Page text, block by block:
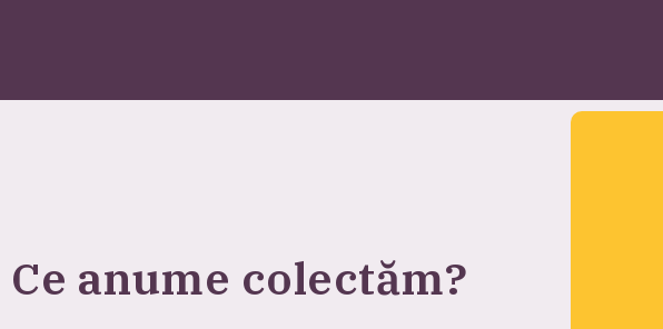
Ce anume colectăm?